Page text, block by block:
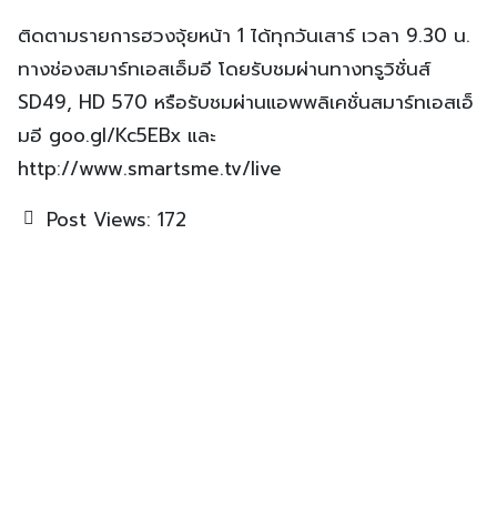
ติดตามรายการฮวงจุ้ยหน้า 1 ได้ทุกวันเสาร์ เวลา 9.30 น.
ทางช่องสมาร์ทเอสเอ็มอี โดยรับชมผ่านทางทรูวิชั่นส์
SD49, HD 570 หรือรับชมผ่านแอพพลิเคชั่นสมาร์ทเอสเอ็
มอี goo.gl/Kc5EBx และ
http://www.smartsme.tv/live
Post Views: 172